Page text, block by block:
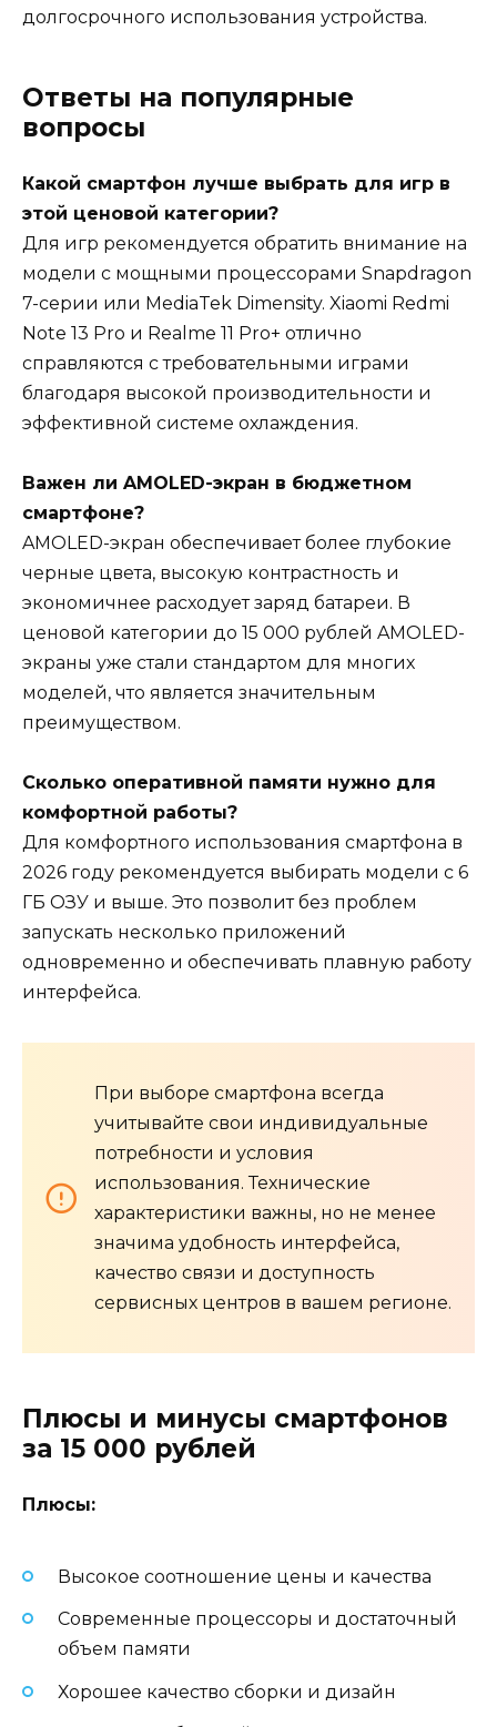
долгосрочного использования устройства.
Ответы на популярные
вопросы
Какой смартфон лучше выбрать для игр в
этой ценовой категории?
Для игр рекомендуется обратить внимание на
модели с мощными процессорами Snapdragon
7-серии или MediaTek Dimensity. Xiaomi Redmi
Note 13 Pro и Realme 11 Pro+ отлично
справляются с требовательными играми
благодаря высокой производительности и
эффективной системе охлаждения.
Важен ли AMOLED-экран в бюджетном
смартфоне?
AMOLED-экран обеспечивает более глубокие
черные цвета, высокую контрастность и
экономичнее расходует заряд батареи. В
ценовой категории до 15 000 рублей AMOLED-
экраны уже стали стандартом для многих
моделей, что является значительным
преимуществом.
Сколько оперативной памяти нужно для
комфортной работы?
Для комфортного использования смартфона в
2026 году рекомендуется выбирать модели с 6
ГБ ОЗУ и выше. Это позволит без проблем
запускать несколько приложений
одновременно и обеспечивать плавную работу
интерфейса.
При выборе смартфона всегда
учитывайте свои индивидуальные
потребности и условия
использования. Технические
характеристики важны, но не менее
значима удобность интерфейса,
качество связи и доступность
сервисных центров в вашем регионе.
Плюсы и минусы смартфонов
за 15 000 рублей
Плюсы:
Высокое соотношение цены и качества
Современные процессоры и достаточный
объем памяти
Хорошее качество сборки и дизайн